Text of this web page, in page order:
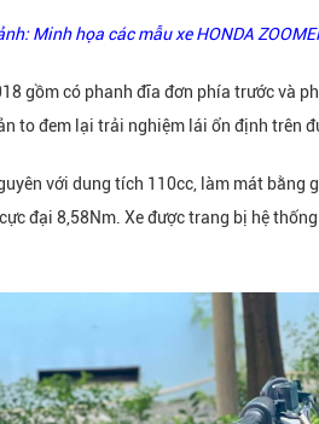
Minh họa các mẫu xe HONDA
gồm có phanh đĩa đơn phía trước và
to đem lại trải nghiệm lái ổn định trên
với dung tích 110cc, làm mát bằng
đại 8,58Nm. Xe được trang bị hệ